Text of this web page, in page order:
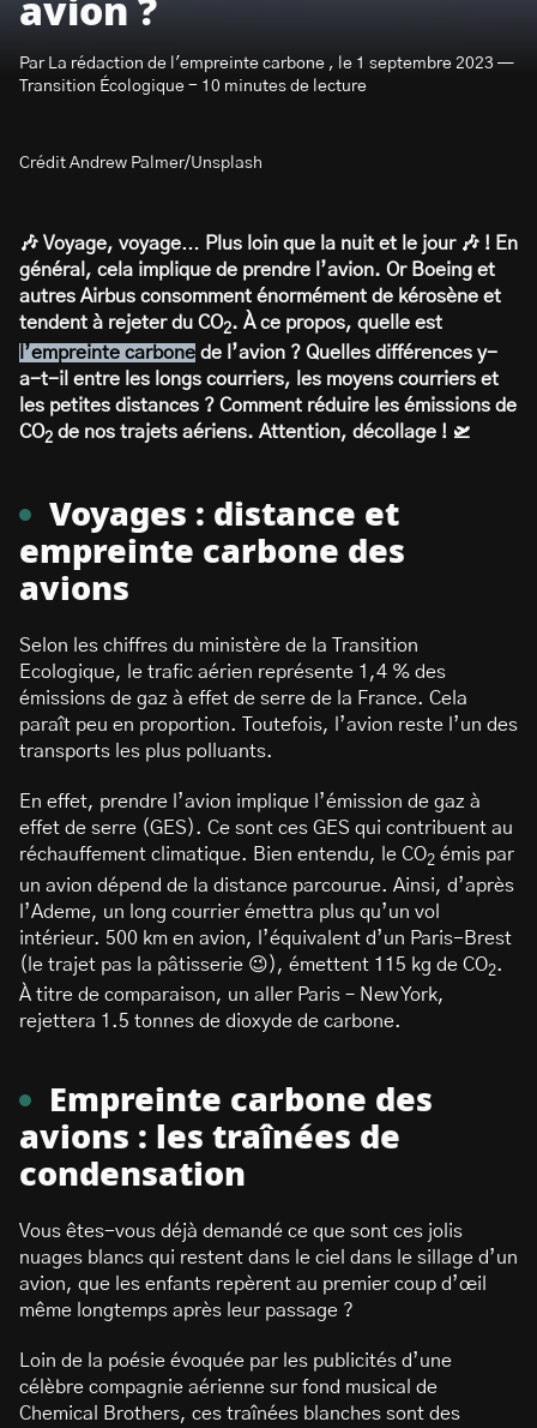
avion ?
Par La rédaction de l'empreinte carbone , le 1 septembre 2023 —
Transition Écologique - 10 minutes de lecture
Crédit Andrew Palmer/Unsplash
🎶 Voyage, voyage… Plus loin que la nuit et le jour 🎶 ! En
général, cela implique de prendre l’avion. Or Boeing et
autres Airbus consomment énormément de kérosène et
tendent à rejeter du CO2. À ce propos, quelle est
l’empreinte carbone de l’avion ? Quelles différences y-
a-t-il entre les longs courriers, les moyens courriers et
les petites distances ? Comment réduire les émissions de
CO2 de nos trajets aériens. Attention, décollage ! 🛫
Voyages : distance et
empreinte carbone des
avions
Selon les chiffres du ministère de la Transition
Ecologique, le trafic aérien représente 1,4 % des
émissions de gaz à effet de serre de la France. Cela
paraît peu en proportion. Toutefois, l’avion reste l’un des
transports les plus polluants.
En effet, prendre l’avion implique l’émission de gaz à
effet de serre (GES). Ce sont ces GES qui contribuent au
réchauffement climatique. Bien entendu, le CO2 émis par
un avion dépend de la distance parcourue. Ainsi, d’après
l’Ademe, un long courrier émettra plus qu’un vol
intérieur. 500 km en avion, l’équivalent d’un Paris-Brest
(le trajet pas la pâtisserie 😉), émettent 115 kg de CO2.
À titre de comparaison, un aller Paris – New York,
rejettera 1.5 tonnes de dioxyde de carbone.
Empreinte carbone des
avions : les traînées de
condensation
Vous êtes-vous déjà demandé ce que sont ces jolis
nuages blancs qui restent dans le ciel dans le sillage d’un
avion, que les enfants repèrent au premier coup d’œil
même longtemps après leur passage ?
Loin de la poésie évoquée par les publicités d’une
célèbre compagnie aérienne sur fond musical de
Chemical Brothers, ces traînées blanches sont des
S’abonner à la newsletter